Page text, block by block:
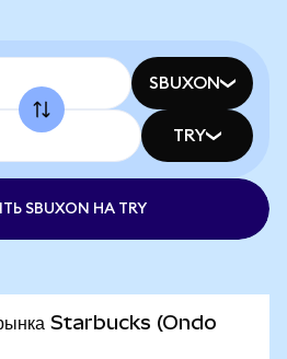
SBUXON
TRY
SBUXON НА TRY
Starbucks (Ondo